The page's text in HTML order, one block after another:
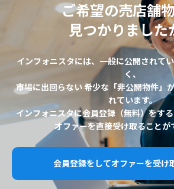
ご希望の売店舗
見つかりました
インフォニスタには、一般に公開されて
く、
市場に出回らない 希少な「非公開物件」
れています。
インフォニスタに会員登録（無料）をす
オファーを直接受け取ることが
会員登録をしてオファーを受け